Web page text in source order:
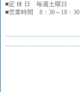
■定 休 日 毎週土曜日
■営業時間 8：30～18：30